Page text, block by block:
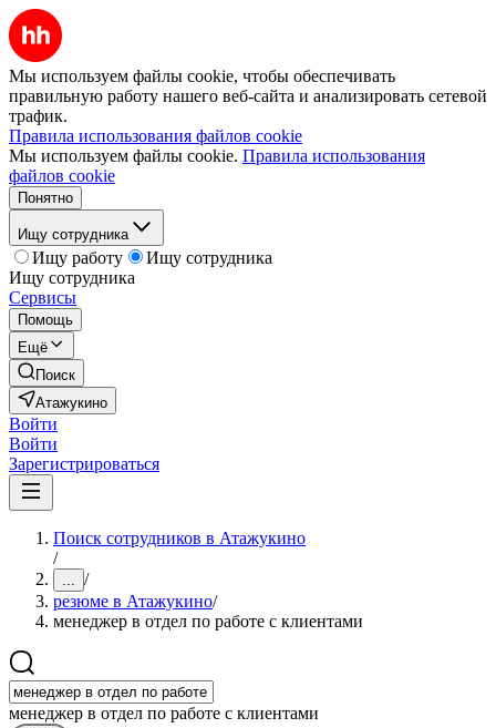
Мы используем файлы cookie, чтобы обеспечивать
правильную работу нашего веб-сайта и анализировать сетевой
трафик.
Правила использования файлов cookie
Мы используем файлы cookie. Правила использования
файлов cookie
Понятно
Ищу сотрудника
Ищу работу
Ищу сотрудника
Ищу сотрудника
Сервисы
Помощь
Ещё
Поиск
Атажукино
Войти
Войти
Зарегистрироваться
Поиск сотрудников в Атажукино
/
... /
резюме в Атажукино/
менеджер в отдел по работе с клиентами
менеджер в отдел по работе с клиентами